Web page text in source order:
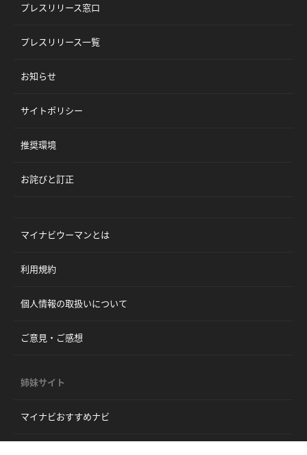
プレスリリース窓口
プレスリリース一覧
お知らせ
サイトポリシー
推奨環境
お詫びと訂正
マイナビウーマンとは
利用規約
個人情報の取扱いについて
ご意見・ご感想
姉妹サイト
マイナビおすすめナビ